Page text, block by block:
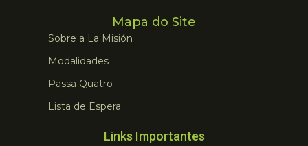
Mapa do Site
Sobre a La Misión
Modalidades
Passa Quatro
Lista de Espera
Links Importantes